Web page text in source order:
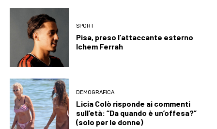
SPORT
Pisa, preso l’attaccante esterno
Ichem Ferrah
DEMOGRAFICA
Licia Colò risponde ai commenti
sull’età: “Da quando è un’offesa?”
(solo per le donne)